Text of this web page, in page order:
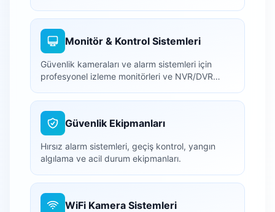
Monitör & Kontrol Sistemleri
Güvenlik kameraları ve alarm sistemleri için
profesyonel izleme monitörleri ve NVR/DVR
Güvenlik Ekipmanları
Hırsız alarm sistemleri, geçiş kontrol, yangın
algılama ve acil durum ekipmanları.
WiFi Kamera Sistemleri